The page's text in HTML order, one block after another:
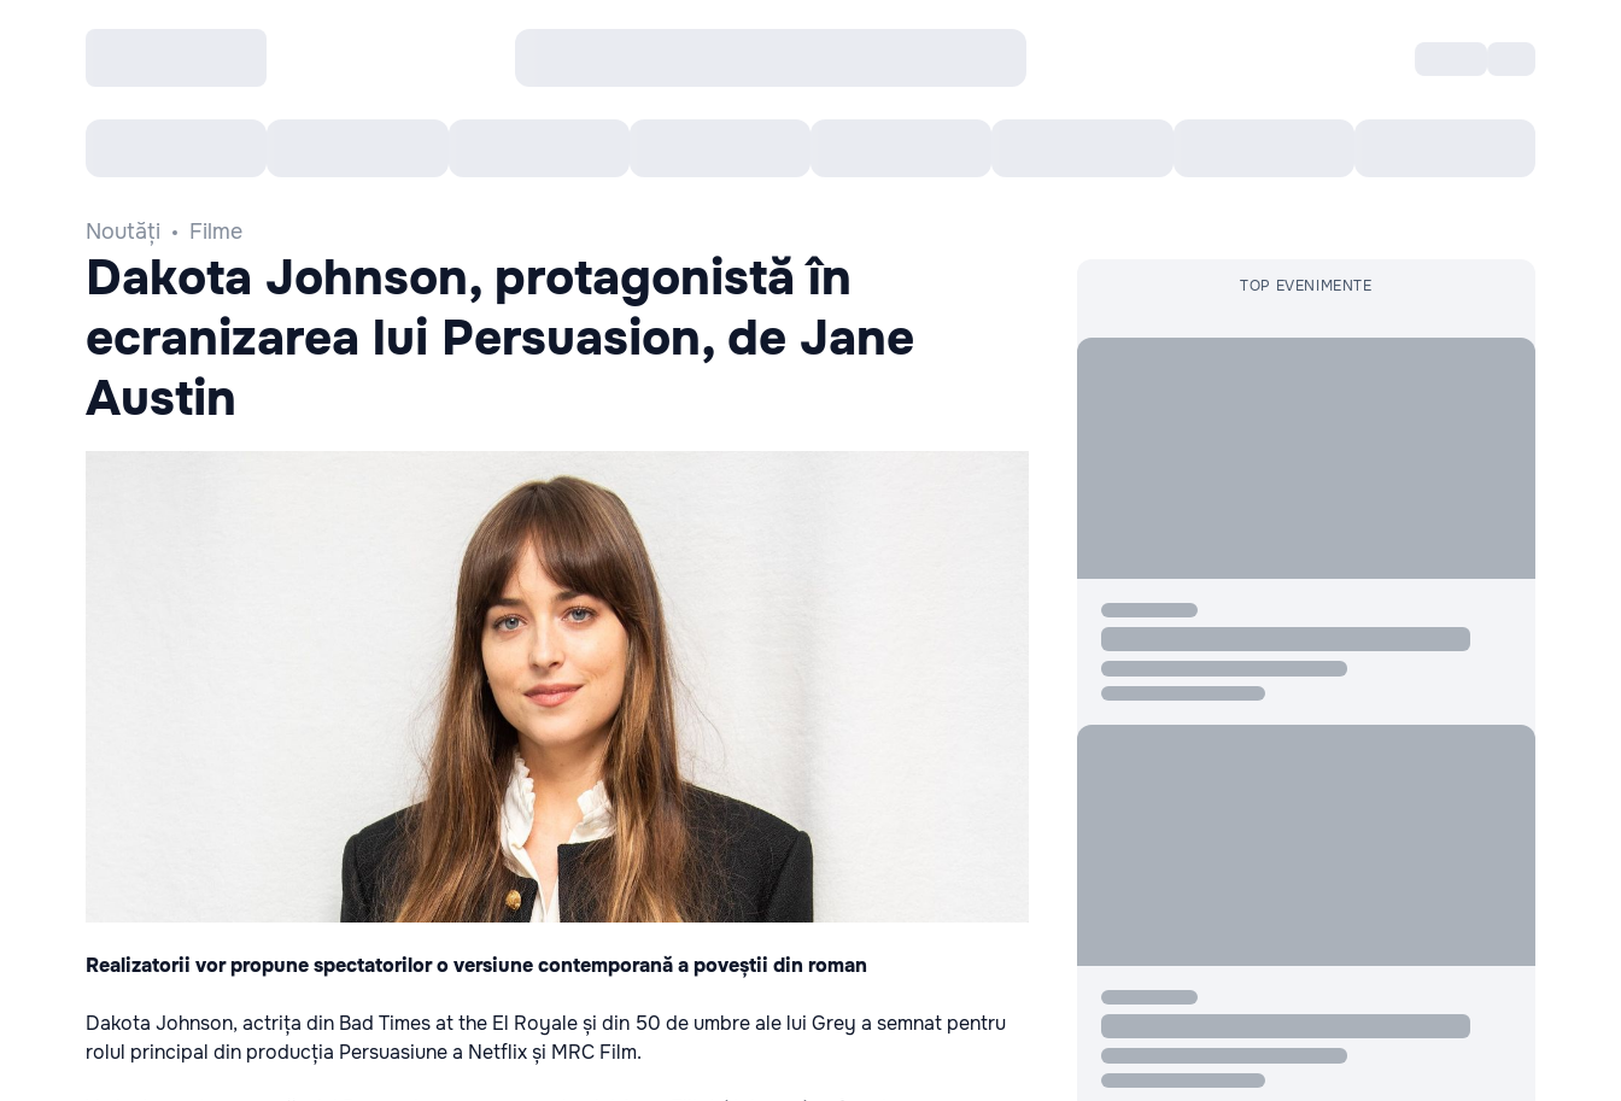
Noutăți Filme
Dakota Johnson, protagonistă în
ecranizarea lui Persuasion, de Jane
Austin
Realizatorii vor propune spectatorilor o versiune contemporană a poveștii din roman
Dakota Johnson, actrița din Bad Times at the El Royale și din 50 de umbre ale lui Grey a semnat pentru
rolul principal din producția Persuasiune a Netflix și MRC Film.
TOP EVENIMENTE